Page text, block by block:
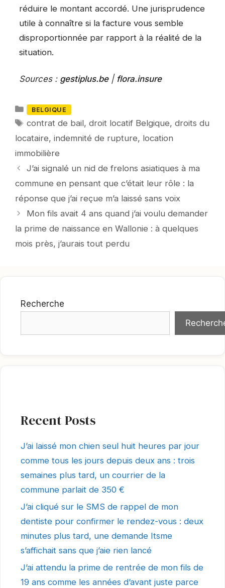
réduire le montant accordé. Une jurisprudence
utile à connaître si la facture vous semble
disproportionnée par rapport à la réalité de la
situation.
Sources : gestiplus.be| flora.insure
Catégories
BELGIQUE
Mots-
clés
contrat de bail,droit locatif Belgique,droits du
locataire, indemnité de rupture, location
immobilière
J’ai signalé un nid de frelons asiatiques à ma
commune en pensant que c’était leur rôle : la
réponse que j’ai reçue m’a laissé sans voix
Mon fils avait 4 ans quand j’ai voulu demander
la prime de naissance en Wallonie : à quelques
mois près, j’aurais tout perdu
Recherche
Recent Posts
J’ai laissé mon chien seul huit heures par jour
comme tous les jours depuis deux ans : trois
semaines plus tard, un courrier de la
commune parlait de 350 €
J’ai cliqué sur le SMS de rappel de mon
dentiste pour confirmer le rendez-vous : deux
minutes plus tard, une demande Itsme
s’affichait sans que j’aie rien lancé
J’ai attendu la prime de rentrée de mon fils de
19 ans comme les années d’avant juste parce